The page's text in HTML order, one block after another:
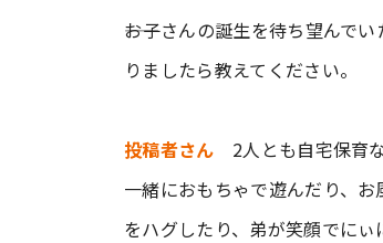
――お子さんの誕生を待ち望ん
りましたら教えてください。
投稿者さん 2人とも自宅保育
一緒におもちゃで遊んだり、
をハグしたり、弟が笑顔でに